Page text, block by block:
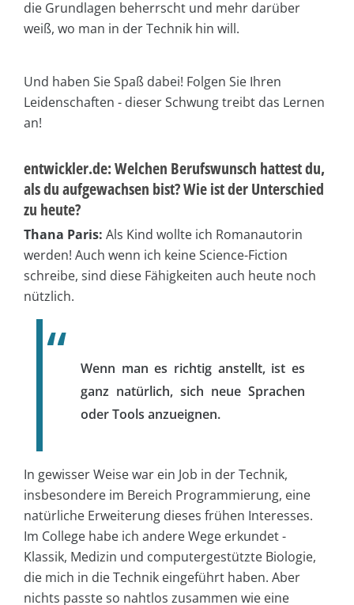
die Grundlagen beherrscht und mehr darüber
weiß, wo man in der Technik hin will.
Und haben Sie Spaß dabei! Folgen Sie Ihren
Leidenschaften - dieser Schwung treibt das Lernen
an!
entwickler.de: Welchen Berufswunsch hattest du,
als du aufgewachsen bist? Wie ist der Unterschied
zu heute?
Thana Paris: Als Kind wollte ich Romanautorin
werden! Auch wenn ich keine Science-Fiction
schreibe, sind diese Fähigkeiten auch heute noch
nützlich.
Wenn man es richtig anstellt, ist es
ganz natürlich, sich neue Sprachen
oder Tools anzueignen.
In gewisser Weise war ein Job in der Technik,
insbesondere im Bereich Programmierung, eine
natürliche Erweiterung dieses frühen Interesses.
Im College habe ich andere Wege erkundet -
Klassik, Medizin und computergestützte Biologie,
die mich in die Technik eingeführt haben. Aber
nichts passte so nahtlos zusammen wie eine